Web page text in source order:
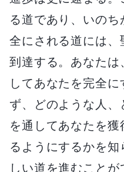
る道であり、いの
全にされる道には
到達する。あなたは
してあなたを完全
ず、どのような人
を通してあなたを
るようにするかを
しい道を進むこと